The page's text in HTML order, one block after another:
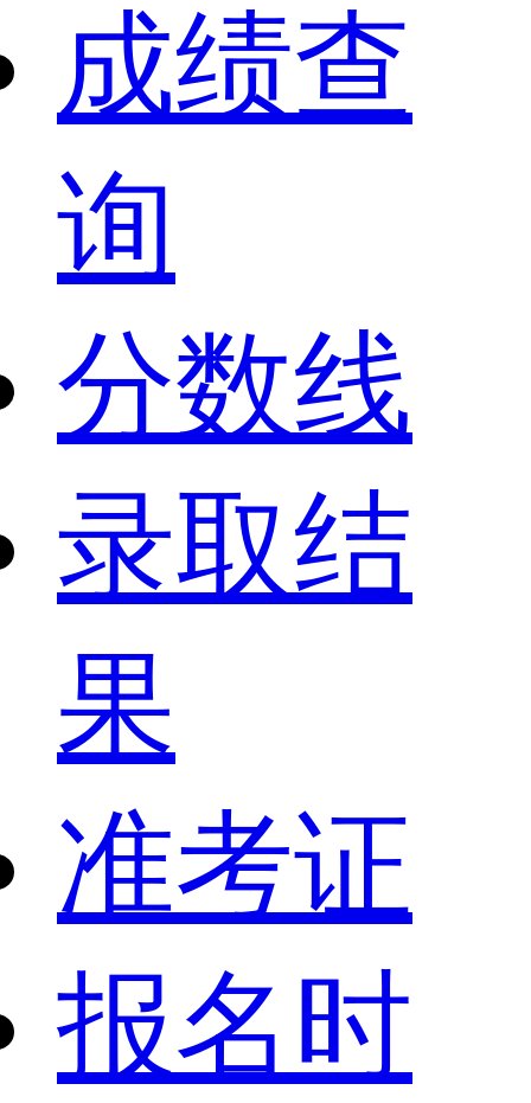
成绩查
询
分数线
录取结
果
准考证
报名时